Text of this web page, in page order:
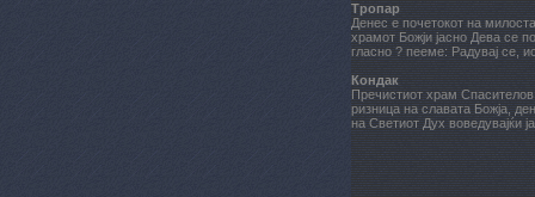
Тропар
Денес е почетокот на
храмот Божји јасно Дева се
гласно ? пееме: Радувај се,
Кондак
Пречистиот храм
ризница на славата Божја,
на Светиот Дух воведувајќи